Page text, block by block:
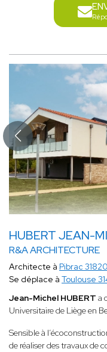
HUBERT JEAN-
R&A ARCHITECTURE
Architecte à Pibrac 31820
Se déplace à Toulouse
Jean-Michel HUBERT a
Universitaire de Liège en
Sensible à
de réaliser des travaux de